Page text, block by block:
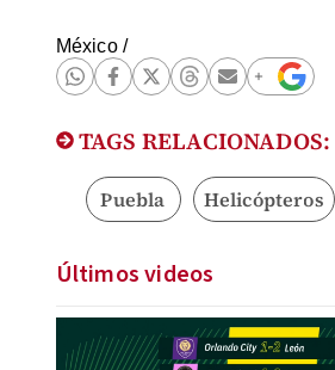
México/
TAGS RELACIONADOS:
Puebla Helicópteros
Últimos videos